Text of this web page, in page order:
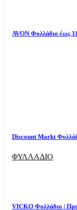
AVON Φυλλάδιο έως
Discount Markt
ΦΥΛΛΑΔΙΟ
VICKO Φυλλάδιο |